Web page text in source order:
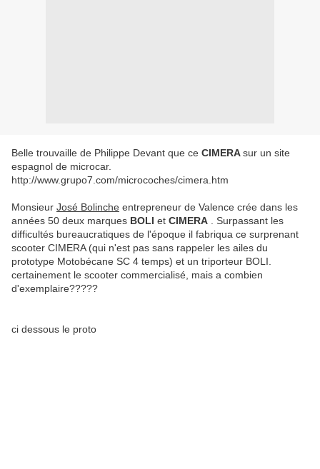
Belle trouvaille de Philippe Devant que ce CIMERAsur un site
espagnol de microcar.
http://www.grupo7.com/microcoches/cimera.htm
Monsieur José Bolinche entrepreneur de Valence crée dans les
années 50 deux marques BOLI et CIMERA . Surpassant les
difficultés bureaucratiques de l'époque il fabriqua ce surprenant
scooter CIMERA (qui n'est pas sans rappeler les ailes du
prototype Motobécane SC 4 temps) et un triporteur BOLI.
certainement le scooter commercialisé, mais a combien
d'exemplaire?????
ci dessous le proto